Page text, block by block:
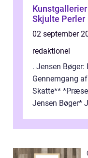
Skjulte Perler
02 september
redaktionel
. Jensen Bøger:
Gennemgang
Skatte**
Jensen Bøger*
et enestående...